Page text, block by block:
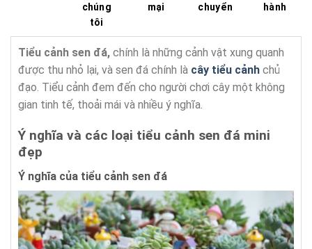
chúng
tôi
mại
chuyển
hành
Tiểu cảnh sen đá, chính là những cảnh vật xung quanh
được thu nhỏ lại, và sen đá chính là cây tiểu cảnh chủ
đạo. Tiểu cảnh đem đến cho người chơi cây một không
gian tinh tế, thoải mái và nhiều ý nghĩa.
Ý nghĩa và các loại tiểu cảnh sen đá mini
đẹp
Ý nghĩa của tiểu cảnh sen đá